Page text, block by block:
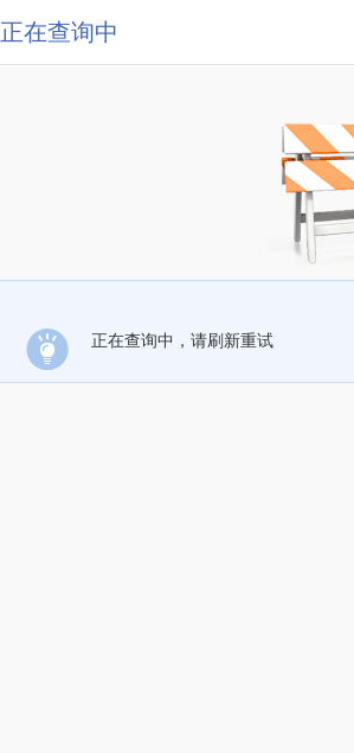
正在查询中
正在查询中，请刷新重试